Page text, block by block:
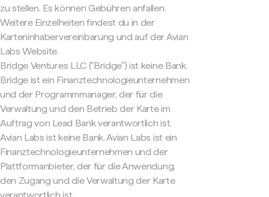
zu stellen. Es können Gebühren anfallen.
Weitere Einzelheiten findest du in der
Karteninhabervereinbarung und auf der Avian
Labs Website.
Bridge Ventures LLC ("Bridge") ist keine Bank.
Bridge ist ein Finanztechnologieunternehmen
und der Programmmanager, der für die
Verwaltung und den Betrieb der Karte im
Auftrag von Lead Bank verantwortlich ist.
Avian Labs ist keine Bank. Avian Labs ist ein
Finanztechnologieunternehmen und der
Plattformanbieter, der für die Anwendung,
den Zugang und die Verwaltung der Karte